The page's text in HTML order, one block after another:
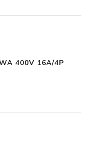
400V 16A/4P